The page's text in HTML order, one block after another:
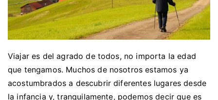
Viajar es del agrado de todos, no importa la edad
que tengamos. Muchos de nosotros estamos ya
acostumbrados a descubrir diferentes lugares desde
la infancia y, tranquilamente, podemos decir que es